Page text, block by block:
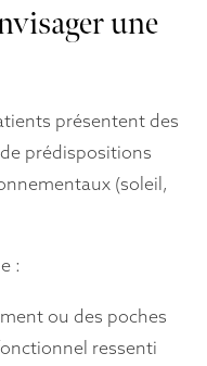
une
présentent des
prédispositions
(soleil,
:
ou des poches
ressenti